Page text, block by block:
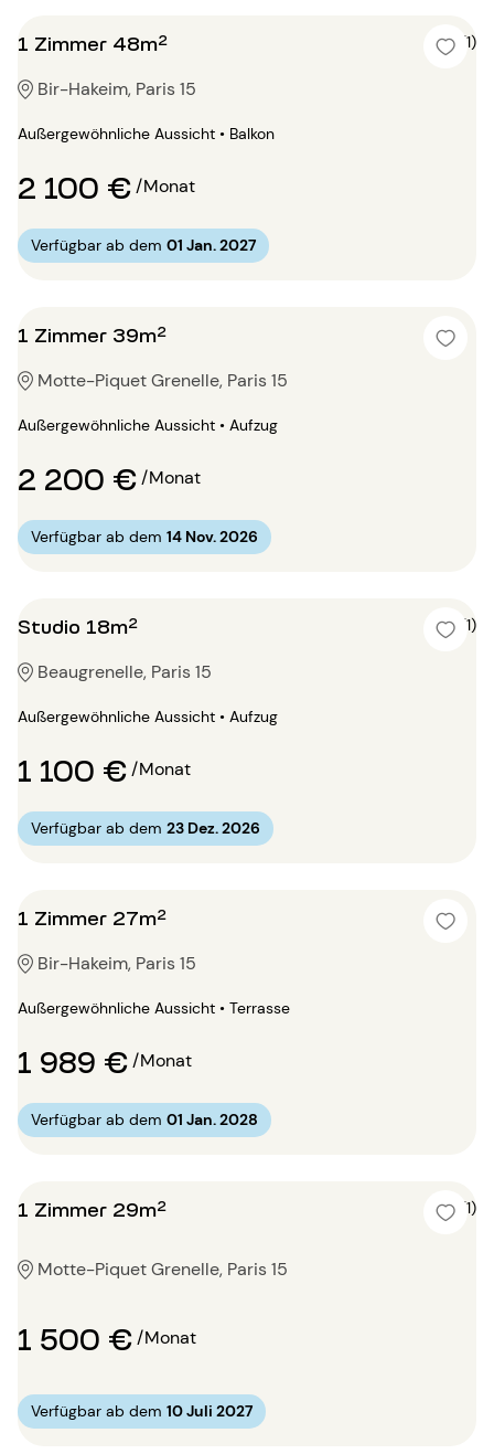
1 Zimmer 48m² 5 (1)
Bir-Hakeim, Paris 15
Außergewöhnliche Aussicht • Balkon
2 100 €/Monat
Verfügbar ab dem 01 Jan. 2027
1 Zimmer 39m²
Motte-Piquet Grenelle, Paris 15
Außergewöhnliche Aussicht • Aufzug
2 200 €/Monat
Verfügbar ab dem 14 Nov. 2026
Studio 18m² 5 (1)
Beaugrenelle, Paris 15
Außergewöhnliche Aussicht • Aufzug
1 100 €/Monat
Verfügbar ab dem 23 Dez. 2026
1 Zimmer 27m²
Bir-Hakeim, Paris 15
Außergewöhnliche Aussicht • Terrasse
1 989 €/Monat
Verfügbar ab dem 01 Jan. 2028
1 Zimmer 29m² 5 (1)
Motte-Piquet Grenelle, Paris 15
1 500 €/Monat
Verfügbar ab dem 10 Juli 2027